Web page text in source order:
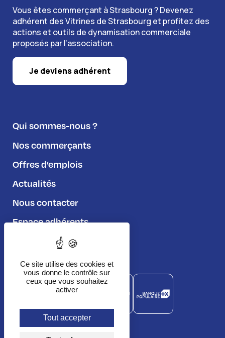
Vous êtes commerçant à Strasbourg ? Devenez
adhérent des Vitrines de Strasbourg et profitez des
actions et outils de dynamisation commerciale
proposés par l’association.
Je deviens adhérent
Qui sommes-nous ?
Nos commerçants
Offres d’emplois
Actualités
Nous contacter
Espace adhérents
Règlement du jeu
Ce site utilise des cookies et
vous donne le contrôle sur
ceux que vous souhaitez
activer
Tout accepter